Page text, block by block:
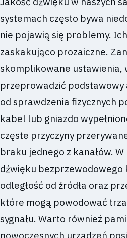
systemach często bywa
nie pojawią się problemy.
zaskakująco prozaiczne.
skomplikowane ustawienia,
przeprowadzić podstawowy
od sprawdzenia fizycznych
kabel lub gniazdo
częste przyczyny
braku jednego z kanałów.
dźwięku bezprzewodowego
odległość od źródła oraz
które mogą powodować
sygnału. Warto również
nowoczesnych urządzeń